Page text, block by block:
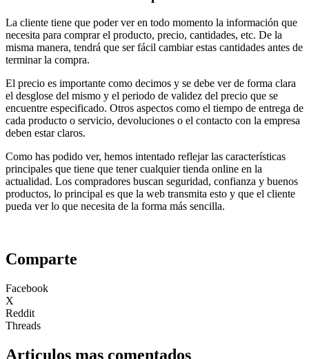
La cliente tiene que poder ver en todo momento la información que
necesita para comprar el producto, precio, cantidades, etc. De la
misma manera, tendrá que ser fácil cambiar estas cantidades antes de
terminar la compra.
El precio es importante como decimos y se debe ver de forma clara
el desglose del mismo y el periodo de validez del precio que se
encuentre especificado. Otros aspectos como el tiempo de entrega de
cada producto o servicio, devoluciones o el contacto con la empresa
deben estar claros.
Como has podido ver, hemos intentado reflejar las características
principales que tiene que tener cualquier tienda online en la
actualidad. Los compradores buscan seguridad, confianza y buenos
productos, lo principal es que la web transmita esto y que el cliente
pueda ver lo que necesita de la forma más sencilla.
Comparte
Facebook
X
Reddit
Threads
Articulos mas comentados